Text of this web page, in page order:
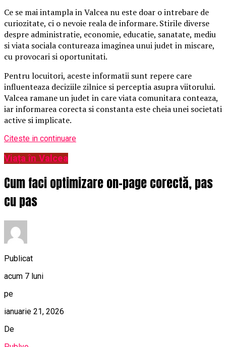
Ce se mai intampla in Valcea nu este doar o intrebare de
curiozitate, ci o nevoie reala de informare. Stirile diverse
despre administratie, economie, educatie, sanatate, mediu
si viata sociala contureaza imaginea unui judet in miscare,
cu provocari si oportunitati.
Pentru locuitori, aceste informatii sunt repere care
influenteaza deciziile zilnice si perceptia asupra viitorului.
Valcea ramane un judet in care viata comunitara conteaza,
iar informarea corecta si constanta este cheia unei societati
active si implicate.
Citeste in continuare
Viața în Valcea
Cum faci optimizare on-page corectă, pas
cu pas
Publicat
acum 7 luni
pe
ianuarie 21, 2026
De